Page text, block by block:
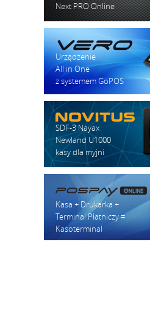
Next PRO Online
Urządzenie
All in One
z systemem GoPOS
SDF-3 Nayax
Newland U1000
kasy dla myjni
Kasa + Drukarka +
Terminal Płatniczy =
Kasoterminal